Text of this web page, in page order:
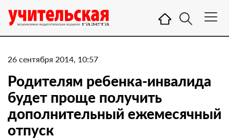
26 сентября 2014, 10:57
Родителям ребенка-инвалида
будет проще получить
дополнительный ежемесячный
отпуск